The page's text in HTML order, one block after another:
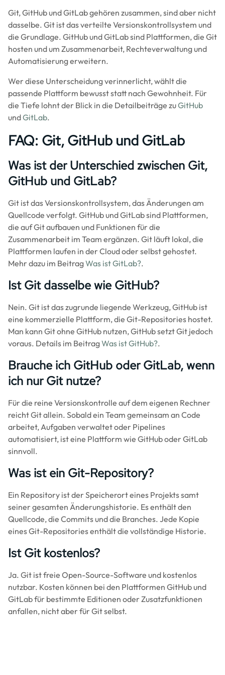
Git, GitHub und GitLab gehören zusammen, sind aber nicht
dasselbe. Git ist das verteilte Versionskontrollsystem und
die Grundlage. GitHub und GitLab sind Plattformen, die Git
hosten und um Zusammenarbeit, Rechteverwaltung und
Automatisierung erweitern.
Wer diese Unterscheidung verinnerlicht, wählt die
passende Plattform bewusst statt nach Gewohnheit. Für
die Tiefe lohnt der Blick in die Detailbeiträge zuGitHub
undGitLab.
FAQ: Git, GitHub und GitLab
Was ist der Unterschied zwischen Git,
GitHub und GitLab?
Git ist das Versionskontrollsystem, das Änderungen am
Quellcode verfolgt. GitHub und GitLab sind Plattformen,
die auf Git aufbauen und Funktionen für die
Zusammenarbeit im Team ergänzen. Git läuft lokal, die
Plattformen laufen in der Cloud oder selbst gehostet.
Mehr dazu im BeitragWas ist GitLab?.
Ist Git dasselbe wie GitHub?
Nein. Git ist das zugrunde liegende Werkzeug, GitHub ist
eine kommerzielle Plattform, die Git-Repositories hostet.
Man kann Git ohne GitHub nutzen, GitHub setzt Git jedoch
voraus. Details im BeitragWas ist GitHub?.
Brauche ich GitHub oder GitLab, wenn
ich nur Git nutze?
Für die reine Versionskontrolle auf dem eigenen Rechner
reicht Git allein. Sobald ein Team gemeinsam an Code
arbeitet, Aufgaben verwaltet oder Pipelines
automatisiert, ist eine Plattform wie GitHub oder GitLab
sinnvoll.
Was ist ein Git-Repository?
Ein Repository ist der Speicherort eines Projekts samt
seiner gesamten Änderungshistorie. Es enthält den
Quellcode, die Commits und die Branches. Jede Kopie
eines Git-Repositories enthält die vollständige Historie.
Ist Git kostenlos?
Ja. Git ist freie Open-Source-Software und kostenlos
nutzbar. Kosten können bei den Plattformen GitHub und
GitLab für bestimmte Editionen oder Zusatzfunktionen
anfallen, nicht aber für Git selbst.